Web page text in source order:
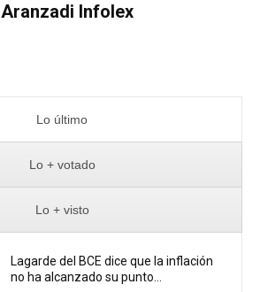
Aranzadi Infolex
Lo último
Lo + votado
Lo + visto
Lagarde del BCE dice que la inflación
no ha alcanzado su punto...